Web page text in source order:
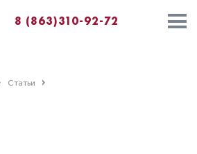
8 (863)310-92-72
Статьи